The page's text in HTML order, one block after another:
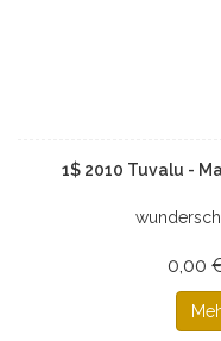
1$ 2010 Tuvalu -
0,00